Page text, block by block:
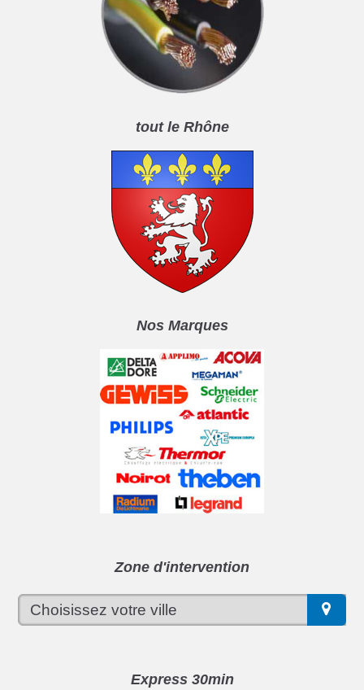
tout le Rhône
Nos Marques
Zone d'intervention
Express 30min